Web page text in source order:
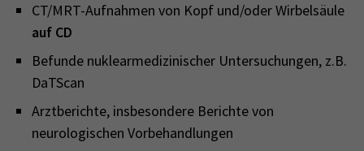
CT/MRT-Aufnahmen von Kopf und/oder Wirbelsäule
auf CD
Befunde nuklearmedizinischer Untersuchungen, z.B.
DaTScan
Arztberichte, insbesondere Berichte von
neurologischen Vorbehandlungen